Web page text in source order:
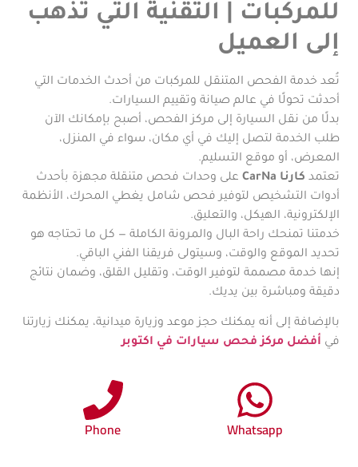
للمركبات | التقنية التي تذهب
إلى العميل
تُعد خدمة الفحص المتنقل للمركبات من أحدث الخدمات التي
أحدثت تحولًا في عالم صيانة وتقييم السيارات.
بدلًا من نقل السيارة إلى مركز الفحص، أصبح بإمكانك الآن
طلب الخدمة لتصل إليك في أي مكان، سواء في المنزل،
المعرض، أو موقع التسليم.
تعتمد كارنا CarNa
على وحدات فحص متنقلة مجهزة بأحدث
أدوات التشخيص لتوفير فحص شامل يغطي المحرك، الأنظمة
الإلكترونية، الهيكل، والتعليق.
خدمتنا تمنحك راحة البال والمرونة الكاملة — كل ما تحتاجه هو
تحديد الموقع والوقت، وسيتولى فريقنا الفني الباقي.
إنها خدمة مصممة لتوفير الوقت، وتقليل القلق، وضمان نتائج
دقيقة ومباشرة بين يديك.
بالإضافة إلى أنه يمكنك حجز موعد وزيارة ميدانية، يمكنك زيارتنا
في أفضل مركز فحص سيارات في اكتوبر
Phone Whatsapp